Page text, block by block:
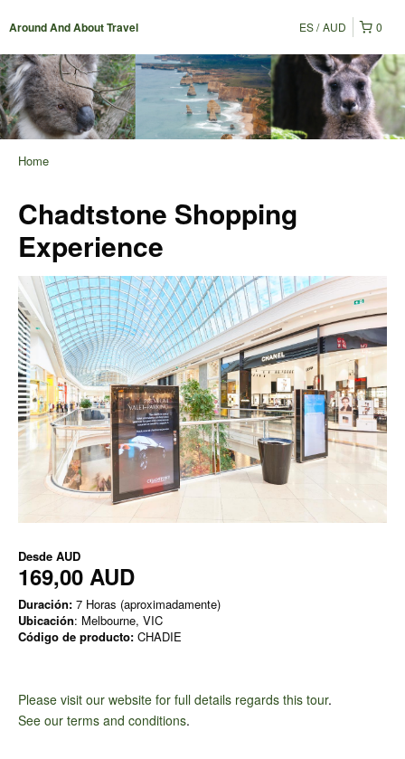
Around And About Travel 0
ES AUD
Home
Chadtstone Shopping
Experience
Desde AUD
169,00 AUD
Duración: 7 Horas (aproximadamente)
Ubicación: Melbourne, VIC
Código de producto: CHADIE
Please visit our website for full details regards this tour.
See our terms and conditions.